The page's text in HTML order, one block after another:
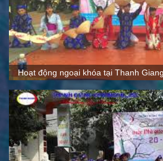
Quy mô, cách thức hoạt động tại